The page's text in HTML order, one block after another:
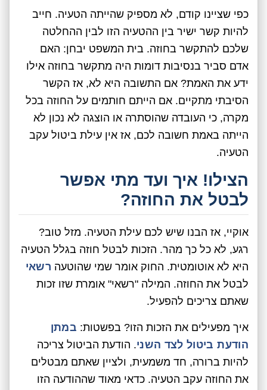
כפי שציינו קודם, לא מספיק שהייתה הטעיה. חייב
להיות קשר ישיר בין ההטעיה הזו לבין ההחלטה
שלכם להתקשר בחוזה. בית המשפט יבחן: האם
אדם סביר בנסיבות דומות היה מתקשר בחוזה אילו
ידע את האמת? אם התשובה היא לא, אז הקשר
הסיבתי מתקיים. אם הייתם חותמים על החוזה בכל
מקרה, כי העובדה שהוסתרה או הוצגה לא נכון לא
הייתה באמת חשובה לכם, אז אין עילת ביטול עקב
הטעיה.
הצילו! איך ועד מתי אפשר
לבטל את החוזה?
אוקיי, אז הבנו שיש לכם עילת הטעיה. מזל טוב?
רגע, לא כל כך מהר. הזכות לבטל חוזה בגלל הטעיה
היא לא אוטומטית. החוק אומר שמי שהוטעה רשאי
לבטל את החוזה. המילה "רשאי" אומרת שזו זכות
שאתם צריכים להפעיל.
איך מפעילים את הזכות הזו? בפשטות: במתן
הודעת ביטול לצד השני. הודעת הביטול צריכה
להיות ברורה, חד משמעית, ולציין שאתם מבטלים
את החוזה עקב הטעיה. כדאי מאוד שההודעה הזו